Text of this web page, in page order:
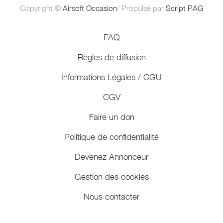
Copyright © Airsoft Occasion/ Propulsé par Script PAG
FAQ
Règles de diffusion
Informations Légales / CGU
CGV
Faire un don
Politique de confidentialité
Devenez Annonceur
Gestion des cookies
Nous contacter